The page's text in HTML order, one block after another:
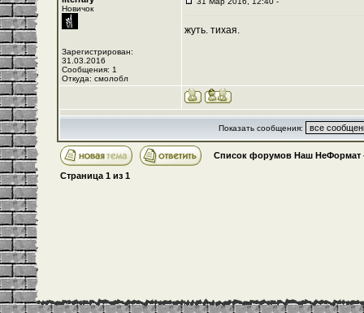
Новичок
Зарегистрирован:
31.03.2016
Сообщения: 1
Откуда: смолобл
жуть. тихая.
Показать сообщения:
Список форумов Наш НеФормат
Страница 1 из 1